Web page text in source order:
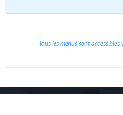
Tous les menus sont accessibles